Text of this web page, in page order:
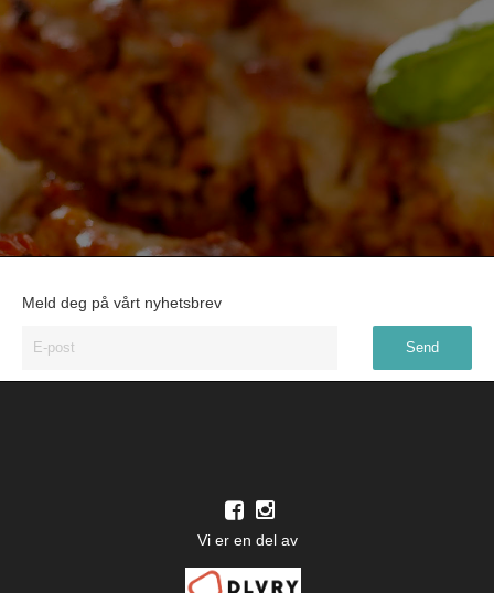
Meld deg på vårt nyhetsbrev
Vi er en del av